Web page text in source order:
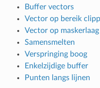
Buffer vectors
Vector op bereik
Vector op
Samensmelten
Verspringing boog
Enkelzijdige buffer
Punten langs lijnen